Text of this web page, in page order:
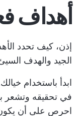
أهداف
إذن، كيف تحدد
الجيد والهدف
ابدأ باستخدام
في تحقيقه وتشعر
احرص على أن